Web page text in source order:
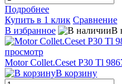
Подробнее
Купить в 1 клик Сравнение
В избранное
В
просмотр
Motor Collet.Ceset P30 Tl
В корзину